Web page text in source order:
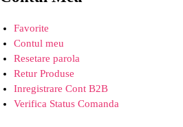
Favorite
Contul meu
Resetare parola
Retur Produse
Inregistrare Cont B2B
Verifica Status Comanda